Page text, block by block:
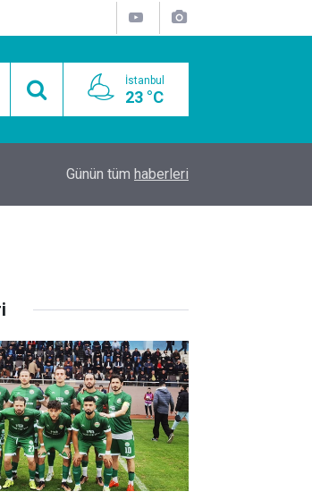
İstanbul
23 °C
Mobil Araçlarla Hayır Lokması Dağıtımının
Günün tüm haberleri